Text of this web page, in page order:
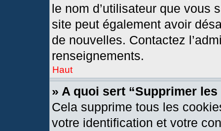
le nom d’utilisateur que vous
site peut également avoir
de nouvelles. Contactez
renseignements.
Haut
» A quoi sert “Supprimer
Cela supprime tous les
votre identification et votre